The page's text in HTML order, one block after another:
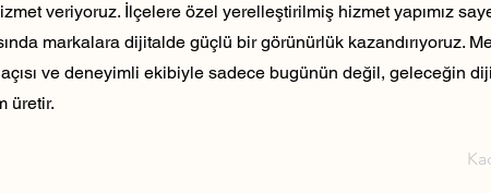
veriyoruz. İlçelere özel yerelleştirilmiş hizmet yapımız
markalara dijitalde güçlü bir görünürlük kazandırıyoruz.
ve deneyimli ekibiyle sadece bugünün değil, geleceğin
üretir.